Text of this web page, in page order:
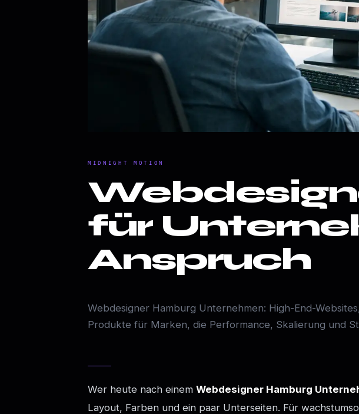
MIDNIGHT MOTION
für
Anspruch
Webdesigner Hamburg Unternehmen: High-End-
Produkte für Marken, die Performance, Skalierung und
Wer heute nach einemWebdesigner Hamburg
Layout, Farben und ein paar Unterseiten. Für